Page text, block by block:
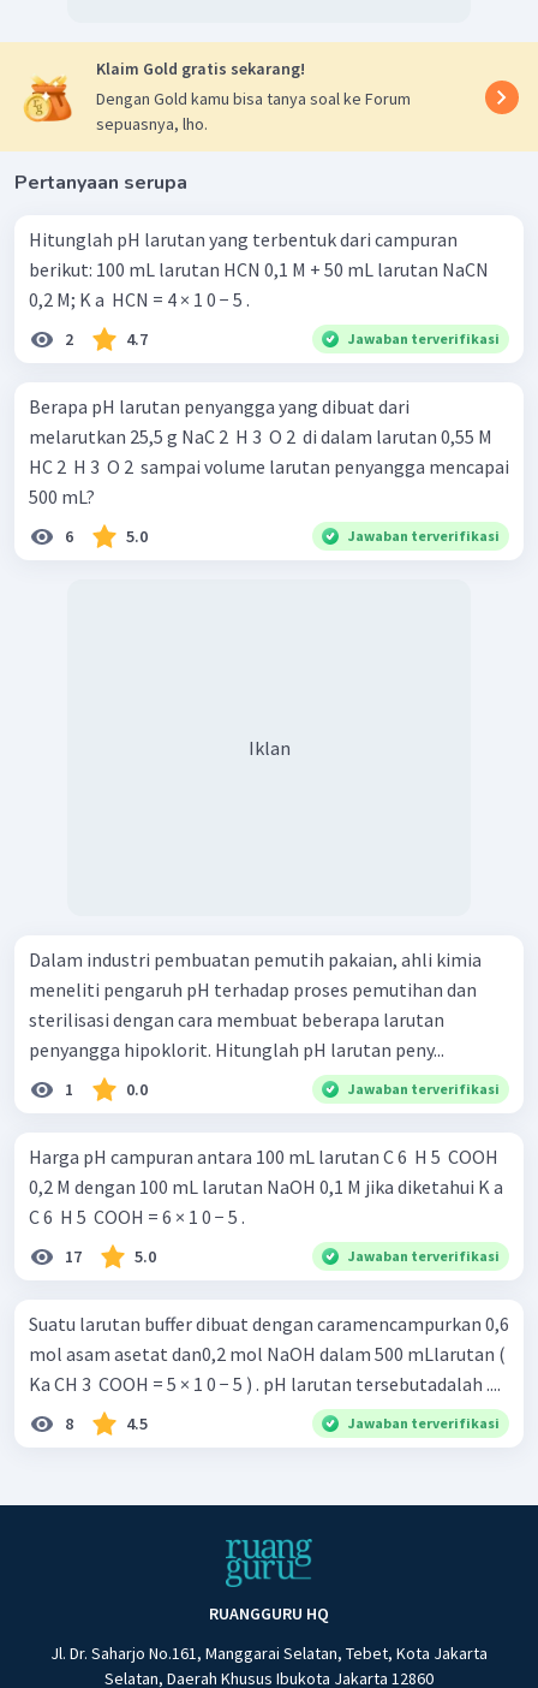
Klaim Gold gratis sekarang!
Dengan Gold kamu bisa tanya soal ke Forum
sepuasnya, lho.
Pertanyaan serupa
Hitunglah pH larutan yang terbentuk dari campuran
berikut: 100 mL larutan HCN 0,1 M + 50 mL larutan NaCN
0,2 M; K a ​ HCN = 4 × 1 0 − 5 .
2 4.7 Jawaban terverifikasi
Berapa pH larutan penyangga yang dibuat dari
melarutkan 25,5 g NaC 2 ​ H 3 ​ O 2 ​ di dalam larutan 0,55 M
HC 2 ​ H 3 ​ O 2 ​ sampai volume larutan penyangga mencapai
500 mL?
6 5.0 Jawaban terverifikasi
Iklan
Dalam industri pembuatan pemutih pakaian, ahli kimia
meneliti pengaruh pH terhadap proses pemutihan dan
sterilisasi dengan cara membuat beberapa larutan
penyangga hipoklorit. Hitunglah pH larutan peny...
1 0.0 Jawaban terverifikasi
Harga pH campuran antara 100 mL larutan C 6 ​ H 5 ​ COOH
0,2 M dengan 100 mL larutan NaOH 0,1 M jika diketahui K a ​
C 6 ​ H 5 ​ COOH = 6 × 1 0 − 5 .
17 5.0 Jawaban terverifikasi
Suatu larutan buffer dibuat dengan caramencampurkan 0,6
mol asam asetat dan0,2 mol NaOH dalam 500 mLlarutan (
Ka CH 3 ​ COOH = 5 × 1 0 − 5 ) . pH larutan tersebutadalah ....
8 4.5 Jawaban terverifikasi
RUANGGURU HQ
Jl. Dr. Saharjo No.161, Manggarai Selatan, Tebet, Kota Jakarta
Selatan, Daerah Khusus Ibukota Jakarta 12860